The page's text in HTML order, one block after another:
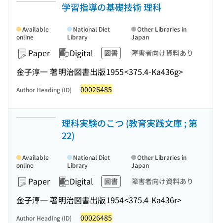
学習指導の基礎技術 理科
Paper Digital 図書 障害者向け資料あり
金子淳一 著明治図書出版1955<375.4-Ka436g>
Available
online
National Diet
Library
Other Libraries in
Japan
Author Heading (ID) 00026485
理科実験のこつ (教育実践文庫 ; 第
22)
Paper Digital 図書 障害者向け資料あり
金子淳一 著明治図書出版1954<375.4-Ka436r>
Available
online
National Diet
Library
Other Libraries in
Japan
Author Heading (ID) 00026485